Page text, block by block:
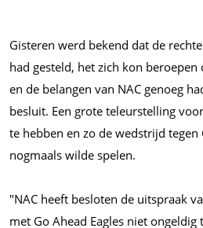
Gisteren werd bekend dat de
had gesteld, het zich kon
en de belangen van NAC genoeg
besluit. Een grote teleurstelling
te hebben en zo de wedstrijd tegen
nogmaals wilde spelen.
"NAC heeft besloten de uitspraak
met Go Ahead Eagles niet